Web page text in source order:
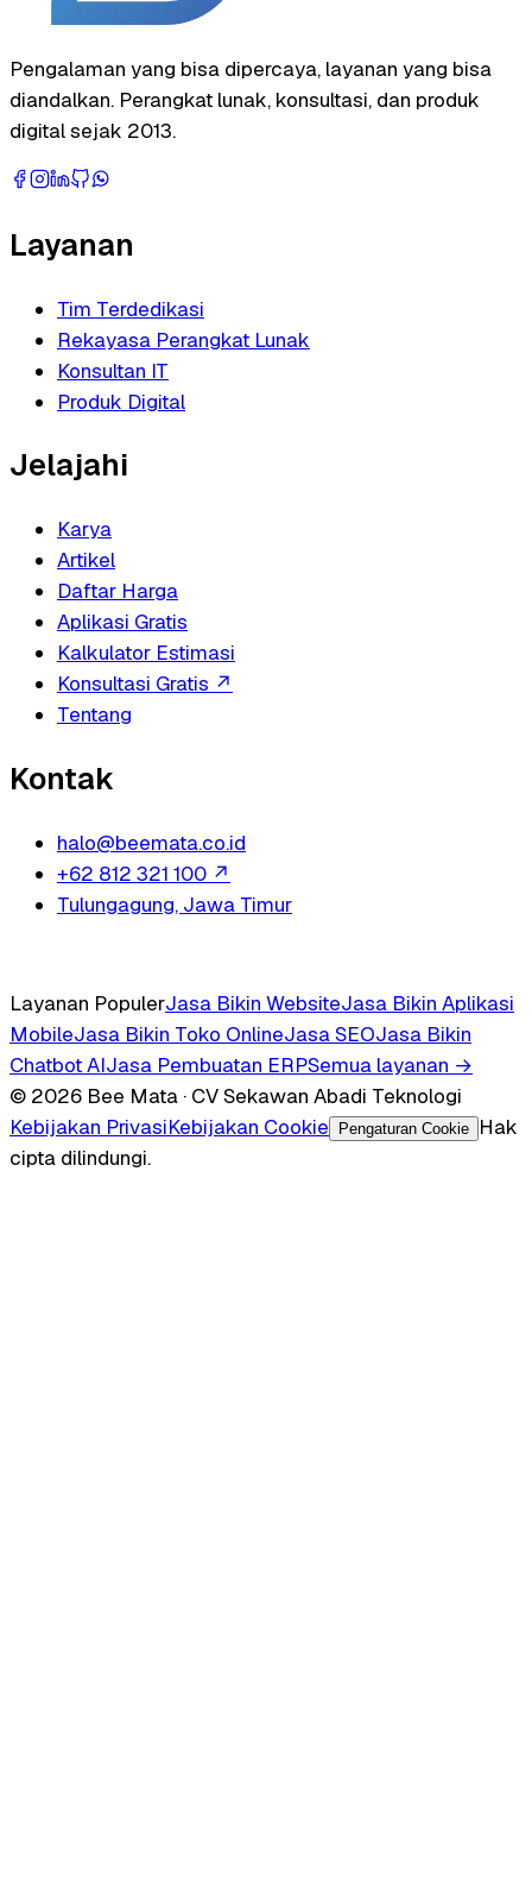
Pengalaman yang bisa dipercaya, layanan yang bisa
diandalkan. Perangkat lunak, konsultasi, dan produk
digital sejak 2013.
Layanan
Tim Terdedikasi
Rekayasa Perangkat Lunak
Konsultan IT
Produk Digital
Jelajahi
Karya
Artikel
Daftar Harga
Aplikasi Gratis
Kalkulator Estimasi
Konsultasi Gratis ↗
Tentang
Kontak
halo@beemata.co.id
+62 812 321 100 ↗
Tulungagung, Jawa Timur
Layanan PopulerJasa Bikin WebsiteJasa Bikin Aplikasi
MobileJasa Bikin Toko OnlineJasa SEOJasa Bikin
Chatbot AIJasa Pembuatan ERPSemua layanan →
© 2026 Bee Mata · CV Sekawan Abadi Teknologi
Kebijakan PrivasiKebijakan Cookie Pengaturan Cookie
Hak
cipta dilindungi.